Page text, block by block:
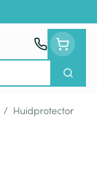
Zoek
/ Huidprotector